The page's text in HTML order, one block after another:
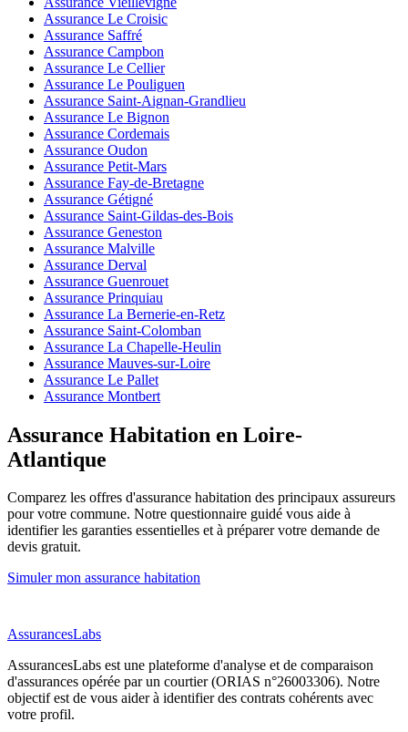
Assurance Le Croisic
Assurance Saffré
Assurance Campbon
Assurance Le Cellier
Assurance Le Pouliguen
Assurance Saint-Aignan-Grandlieu
Assurance Le Bignon
Assurance Cordemais
Assurance Oudon
Assurance Petit-Mars
Assurance Fay-de-Bretagne
Assurance Gétigné
Assurance Saint-Gildas-des-Bois
Assurance Geneston
Assurance Malville
Assurance Derval
Assurance Guenrouet
Assurance Prinquiau
Assurance La Bernerie-en-Retz
Assurance Saint-Colomban
Assurance La Chapelle-Heulin
Assurance Mauves-sur-Loire
Assurance Le Pallet
Assurance Montbert
Assurance Habitation en Loire-
Atlantique
Comparez les offres d'assurance habitation des principaux assureurs
pour votre commune. Notre questionnaire guidé vous aide à
identifier les garanties essentielles et à préparer votre demande de
devis gratuit.
Simuler mon assurance habitation
AssurancesLabs
AssurancesLabs est une plateforme d'analyse et de comparaison
d'assurances opérée par un courtier (ORIAS n°26003306). Notre
objectif est de vous aider à identifier des contrats cohérents avec
votre profil.